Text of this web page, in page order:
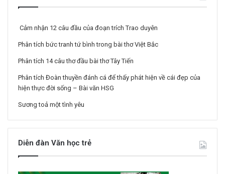
Cảm nhận 12 câu đầu của đoạn trích Trao duyên
Phân tích bức tranh tứ bình trong bài thơ Việt Bắc
Phân tích 14 câu thơ đầu bài thơ Tây Tiến
Phân tích Đoàn thuyền đánh cá để thấy phát hiện về cái đẹp của
hiện thực đời sống – Bài văn HSG
Sương toả một tình yêu
Diễn đàn Văn học trẻ